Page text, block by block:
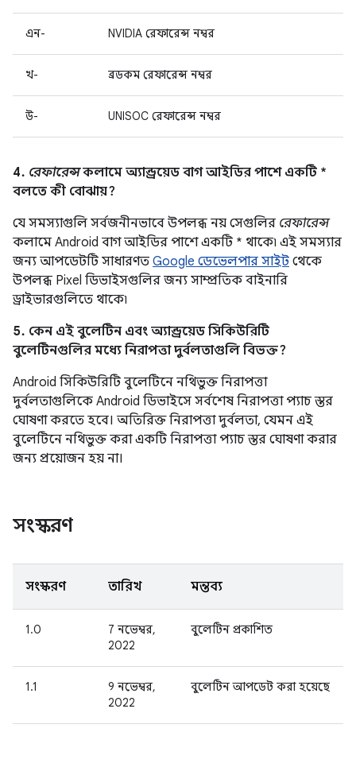
এন- NVIDIA রেফারেন্স নম্বর
খ- ব্রডকম রেফারেন্স নম্বর
উ- UNISOC রেফারেন্স নম্বর
4. রেফারেন্সকলামে অ্যান্ড্রয়েড বাগ আইডির পাশে একটি *
বলতে কী বোঝায়?
যে সমস্যাগুলি সর্বজনীনভাবে উপলব্ধ নয় সেগুলির রেফারেন্স
কলামে Android বাগ আইডির পাশে একটি * থাকে৷ এই সমস্যার
জন্য আপডেটটি সাধারণত Google ডেভেলপার সাইট থেকে
উপলব্ধ Pixel ডিভাইসগুলির জন্য সাম্প্রতিক বাইনারি
ড্রাইভারগুলিতে থাকে৷
5. কেন এই বুলেটিন এবং অ্যান্ড্রয়েড সিকিউরিটি
বুলেটিনগুলির মধ্যে নিরাপত্তা দুর্বলতাগুলি বিভক্ত?
Android সিকিউরিটি বুলেটিনে নথিভুক্ত নিরাপত্তা
দুর্বলতাগুলিকে Android ডিভাইসে সর্বশেষ নিরাপত্তা প্যাচ স্তর
ঘোষণা করতে হবে। অতিরিক্ত নিরাপত্তা দুর্বলতা, যেমন এই
বুলেটিনে নথিভুক্ত করা একটি নিরাপত্তা প্যাচ স্তর ঘোষণা করার
জন্য প্রয়োজন হয় না।
সংস্করণ
সংস্করণ তারিখ মন্তব্য
1.0
7 নভেম্বর,
2022
বুলেটিন প্রকাশিত
1.1
9 নভেম্বর,
2022
বুলেটিন আপডেট করা হয়েছে